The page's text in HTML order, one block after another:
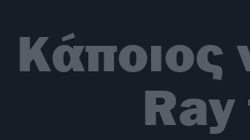
Κάποιος
Ray